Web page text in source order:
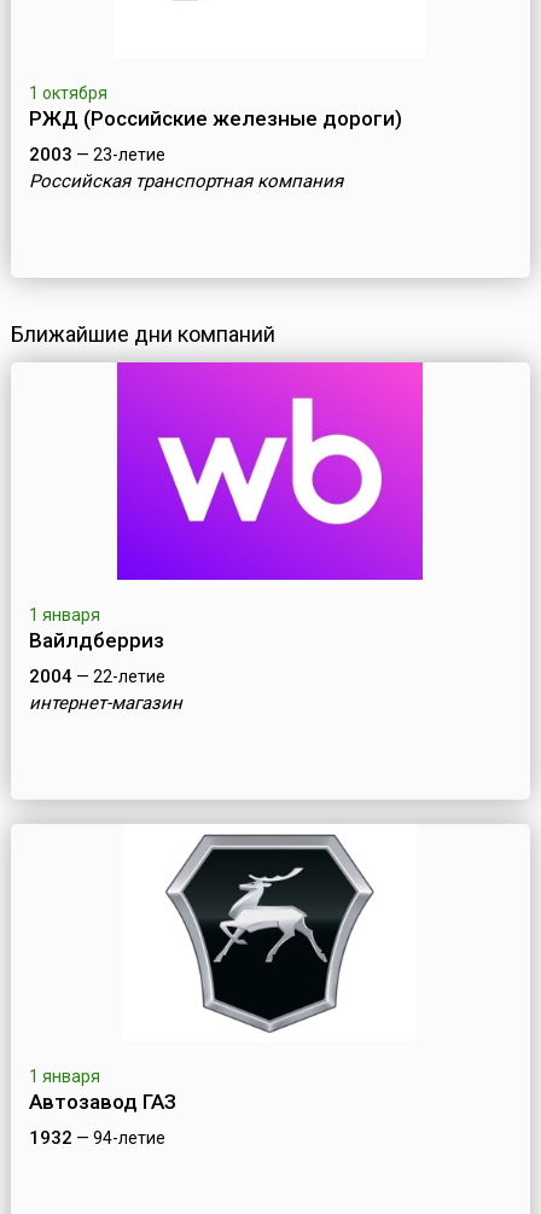
1 октября
РЖД (Российские железные дороги)
2003 — 23-летие
Российская транспортная компания
Ближайшие дни компаний
1 января
Вайлдберриз
2004— 22-летие
интернет-магазин
1 января
Автозавод ГАЗ
1932 — 94-летие